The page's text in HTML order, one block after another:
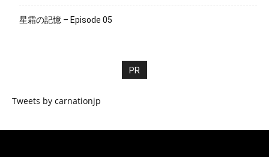
星霜の記憶 – Episode 05
PR
Tweets by carnationjp